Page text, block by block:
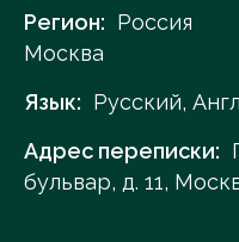
Регион: Россия
Москва
Язык: Русский,
Адрес переписки:
бульвар, д. 11,